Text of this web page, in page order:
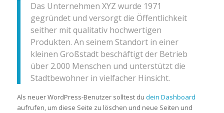
Das Unternehmen XYZ wurde 1971
gegründet und versorgt die Öffentlichkeit
seither mit qualitativ hochwertigen
Produkten. An seinem Standort in einer
kleinen Großstadt beschäftigt der Betrieb
über 2.000 Menschen und unterstützt die
Stadtbewohner in vielfacher Hinsicht.
Als neuer WordPress-Benutzer solltest du dein Dashboard
aufrufen, um diese Seite zu löschen und neue Seiten und